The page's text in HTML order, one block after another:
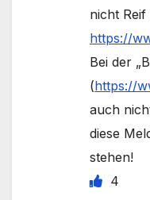
nicht Reif
https://
Bei der
(https://
auch
diese
stehen!
4